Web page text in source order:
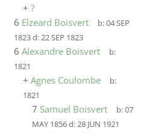
+ ?
6 Elzeard Boisvert b:04 SEP
1823d:22 SEP 1823
6 Alexandre Boisvert
b:
1821
+ Agnes Coulombe
b:
1821
7 Samuel Boisvert b:07
MAY 1856d:28 JUN 1921